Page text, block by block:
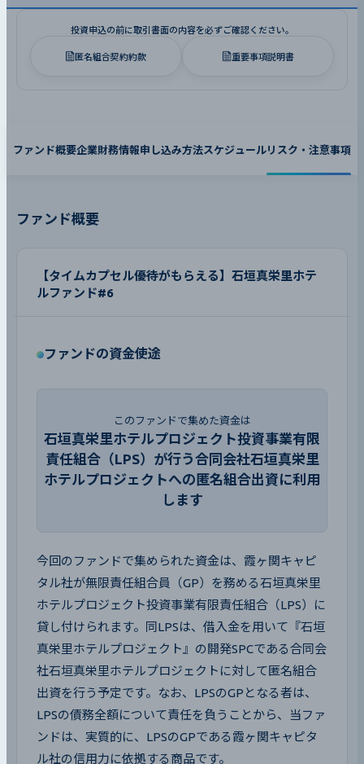
投資申込の前に取引書面の内容を必ずご確認ください。
匿名組合契約約款 重要事項説明書
ファンド概要企業財務情報申し込み方法スケジュールリスク・注意事項
ファンド概要
【タイムカプセル優待がもらえる】石垣真栄里ホテ
ルファンド#6
ファンドの資金使途
このファンドで集めた資金は
石垣真栄里ホテルプロジェクト投資事業有限
責任組合（LPS）が行う合同会社石垣真栄里
ホテルプロジェクトへの匿名組合出資に利用
します
今回のファンドで集められた資金は、霞ヶ関キャピ
タル社が無限責任組合員（GP）を務める石垣真栄里
ホテルプロジェクト投資事業有限責任組合（LPS）に
貸し付けられます。同LPSは、借入金を用いて『石垣
真栄里ホテルプロジェクト』の開発SPCである合同会
社石垣真栄里ホテルプロジェクトに対して匿名組合
出資を行う予定です。なお、LPSのGPとなる者は、
LPSの債務全額について責任を負うことから、当ファ
ンドは、実質的に、LPSのGPである霞ヶ関キャピタ
ル社の信用力に依拠する商品です。